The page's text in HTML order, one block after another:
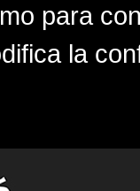
para
la